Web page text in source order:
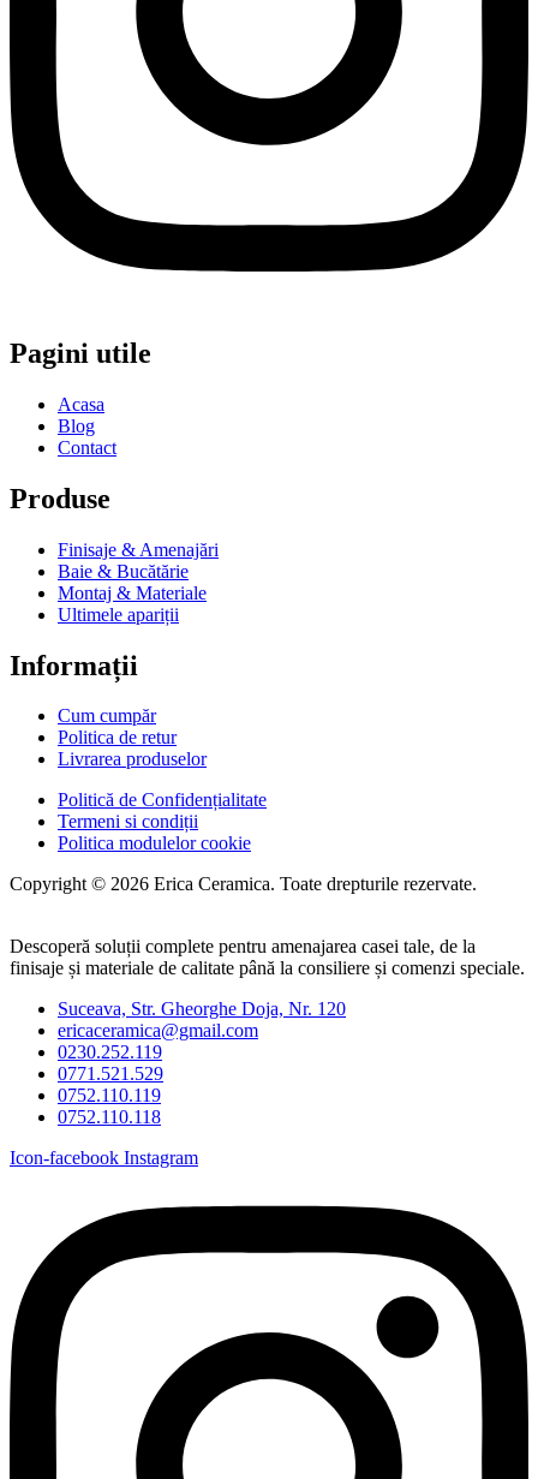
Pagini utile
Acasa
Blog
Contact
Produse
Finisaje & Amenajări
Baie & Bucătărie
Montaj & Materiale
Ultimele apariții
Informații
Cum cumpăr
Politica de retur
Livrarea produselor
Politică de Confidențialitate
Termeni si condiții
Politica modulelor cookie
Copyright © 2026 Erica Ceramica. Toate drepturile rezervate.
Descoperă soluții complete pentru amenajarea casei tale, de la
finisaje și materiale de calitate până la consiliere și comenzi speciale.
Suceava, Str. Gheorghe Doja, Nr. 120
ericaceramica@gmail.com
0230.252.119
0771.521.529
0752.110.119
0752.110.118
Icon-facebook Instagram